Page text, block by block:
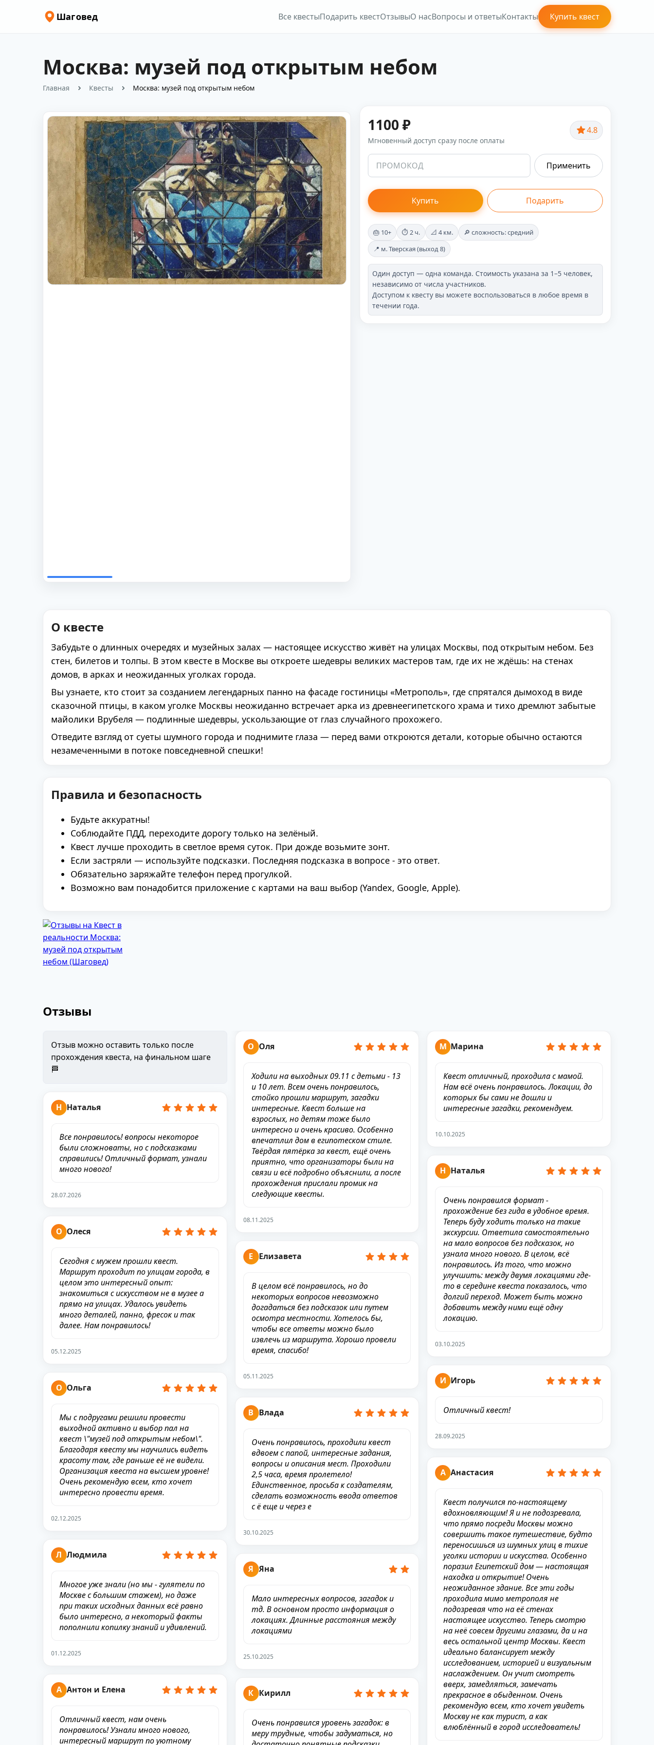
Шаговед Все квестыПодарить квестОтзывыО насВопросы и ответыКонтакты Купить квест
Москва: музей под открытым небом
Главная Квесты Москва: музей под открытым небом
1100 ₽
Мгновенный доступ сразу после оплаты
4.8
Применить
Купить Подарить
🎂 10+ ⏱️ 2 ч. 📐 4 км.
🔎 сложность: средний
📍 м. Тверская (выход 8)
Один доступ — одна команда. Стоимость указана за 1–5 человек,
независимо от числа участников.
Доступом к квесту вы можете воспользоваться в любое время в
течении года.
О квесте
Забудьте о длинных очередях и музейных залах — настоящее искусство живёт на улицах Москвы, под открытым небом. Без
стен, билетов и толпы. В этом квесте в Москве вы откроете шедевры великих мастеров там, где их не ждёшь: на стенах
домов, в арках и неожиданных уголках города.
Вы узнаете, кто стоит за созданием легендарных панно на фасаде гостиницы «Метрополь», где спрятался дымоход в виде
сказочной птицы, в каком уголке Москвы неожиданно встречает арка из древнеегипетского храма и тихо дремлют забытые
майолики Врубеля — подлинные шедевры, ускользающие от глаз случайного прохожего.
Отведите взгляд от суеты шумного города и поднимите глаза — перед вами откроются детали, которые обычно остаются
незамеченными в потоке повседневной спешки!
Правила и безопасность
Будьте аккуратны!
Соблюдайте ПДД, переходите дорогу только на зелёный.
Квест лучше проходить в светлое время суток. При дожде возьмите зонт.
Если застряли — используйте подсказки. Последняя подсказка в вопросе - это ответ.
Обязательно заряжайте телефон перед прогулкой.
Возможно вам понадобится приложение с картами на ваш выбор (Yandex, Google, Apple).
Отзывы
Отзыв можно оставить только после
прохождения квеста, на финальном шаге
🏁
Н Наталья
Все понравилось! вопросы некоторое
были сложноваты, но с подсказками
справились! Отличный формат, узнали
много нового!
28.07.2026
О Олеся
Сегодня с мужем прошли квест.
Маршрут проходит по улицам города, в
целом это интересный опыт:
знакомиться с искусством не в музее а
прямо на улицах. Удалось увидеть
много деталей, панно, фресок и так
далее. Нам понравилось!
05.12.2025
О Ольга
Мы с подругами решили провести
выходной активно и выбор пал на
квест \"музей под открытым небом\".
Благодаря квесту мы научились видеть
красоту там, где раньше её не видели.
Организация квеста на высшем уровне!
Очень рекомендую всем, кто хочет
интересно провести время.
02.12.2025
Л Людмила
Многое уже знали (но мы - гулятели по
Москве с большим стажем), но даже
при таких исходных данных всё равно
было интересно, а некоторый факты
пополнили копилку знаний и удивлений.
01.12.2025
А Антон и Елена
Отличный квест, нам очень
понравилось! Узнали много нового,
интересный маршрут по уютному
О Оля
Ходили на выходных 09.11 с детьми - 13
и 10 лет. Всем очень понравилось,
стойко прошли маршрут, загадки
интересные. Квест больше на
взрослых, но детям тоже было
интересно и очень красиво. Особенно
впечатлил дом в египотеском стиле.
Твёрдая пятёрка за квест, ещё очень
приятно, что организаторы были на
связи и всё подробно объяснили, а после
прохождения прислали промик на
следующие квесты.
08.11.2025
Е Елизавета
В целом всё понравилось, но до
некоторых вопросов невозможно
догадаться без подсказок или путем
осмотра местности. Хотелось бы,
чтобы все ответы можно было
извлечь из маршрута. Хорошо провели
время, спасибо!
05.11.2025
В Влада
Очень понравилось, проходили квест
вдвоем с папой, интересные задания,
вопросы и описания мест. Проходили
2,5 часа, время пролетело!
Единственное, просьба к создателям,
сделать возможность ввода ответов
с ё еще и через е
30.10.2025
Я Яна
Мало интересных вопросов, загадок и
тд. В основном просто информация о
локациях. Длинные расстояния между
локациями
25.10.2025
К Кирилл
Очень понравился уровень загадок: в
меру трудные, чтобы задуматься, но
М Марина
Квест отличный, проходила с мамой.
Нам всё очень понравилось. Локации, до
которых бы сами не дошли и
интересные загадки, рекомендуем.
10.10.2025
Н Наталья
Очень понравился формат -
прохождение без гида в удобное время.
Теперь буду ходить только на такие
экскурсии. Ответила самостоятельно
на мало вопросов без подсказок, но
узнала много нового. В целом, всё
понравилось. Из того, что можно
улучшить: между двумя локациями где-
то в середине квеста показалось, что
долгий переход. Может быть можно
добавить между ними ещё одну
локацию.
03.10.2025
И Игорь
Отличный квест!
28.09.2025
А Анастасия
Квест получился по-настоящему
вдохновляющим! Я и не подозревала,
что прямо посреди Москвы можно
совершить такое путешествие, будто
переносишься из шумных улиц в тихие
уголки истории и искусства. Особенно
поразил Египетский дом — настоящая
находка и открытие! Очень
неожиданное здание. Все эти годы
проходила мимо метрополя не
подозревая что на её стенах
настоящее искусство. Теперь смотрю
на неё совсем другими глазами, да и на
весь остальной центр Москвы. Квест
идеально балансирует между
исследованием, историей и визуальным
наслаждением. Он учит смотреть
вверх, замедляться, замечать
прекрасное в обыденном. Очень
рекомендую всем, кто хочет увидеть
Москву не как турист, а как
влюблённый в город исследователь!